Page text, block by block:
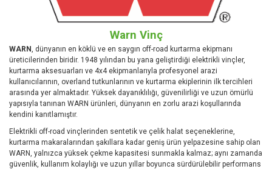
Warn Vinç
WARN, dünyanın en köklü ve en saygın off-road kurtarma ekipmanı
üreticilerinden biridir. 1948 yılından bu yana geliştirdiği elektrikli vinçler,
kurtarma aksesuarları ve 4x4 ekipmanlarıyla profesyonel arazi
kullanıcılarının, overland tutkunlarının ve kurtarma ekiplerinin ilk tercihleri
arasında yer almaktadır. Yüksek dayanıklılığı, güvenilirliği ve uzun ömürlü
yapısıyla tanınan WARN ürünleri, dünyanın en zorlu arazi koşullarında
kendini kanıtlamıştır.
Elektrikli off-road vinçlerinden sentetik ve çelik halat seçeneklerine,
kurtarma makaralarından şakıllara kadar geniş ürün yelpazesine sahip olan
WARN, yalnızca yüksek çekme kapasitesi sunmakla kalmaz; aynı zamanda
güvenlik, kullanım kolaylığı ve uzun yıllar boyunca sürdürülebilir performans